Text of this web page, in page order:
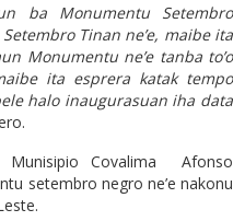
ba Monumentu Setembro
Tinan ne’e, maibe ita
Monumentu ne’e tanba to’o
ita esprera katak tempo
halo inaugurasuan iha data
Munisipio Covalima Afonso
setembro negro ne’e nakonu